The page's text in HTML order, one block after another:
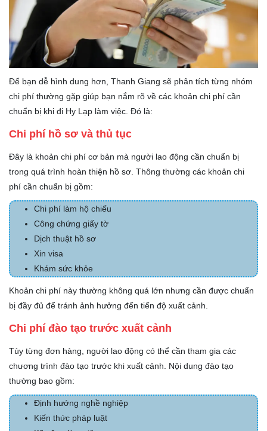
Để bạn dễ hình dung hơn, Thanh Giang sẽ phân tích từng nhóm
chi phí thường gặp giúp bạn nắm rõ về các khoản chi phí cần
chuẩn bị khi đi Hy Lạp làm việc. Đó là:
Chi phí hồ sơ và thủ tục
Đây là khoản chi phí cơ bản mà người lao động cần chuẩn bị
trong quá trình hoàn thiện hồ sơ. Thông thường các khoản chi
phí cần chuẩn bị gồm:
Chi phí làm hộ chiếu
Công chứng giấy tờ
Dịch thuật hồ sơ
Xin visa
Khám sức khỏe
Khoản chi phí này thường không quá lớn nhưng cần được chuẩn
bị đầy đủ để tránh ảnh hưởng đến tiến độ xuất cảnh.
Chi phí đào tạo trước xuất cảnh
Tùy từng đơn hàng, người lao động có thể cần tham gia các
chương trình đào tạo trước khi xuất cảnh. Nội dung đào tạo
thường bao gồm:
Định hướng nghề nghiệp
Kiến thức pháp luật